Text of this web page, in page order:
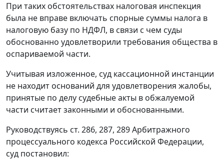
При таких обстоятельствах налоговая инспекция
была не вправе включать спорные суммы налога в
налоговую базу по НДФЛ, в связи с чем суды
обоснованно удовлетворили требования общества в
оспариваемой части.
Учитывая изложенное, суд кассационной инстанции
не находит оснований для удовлетворения жалобы,
принятые по делу судебные акты в обжалуемой
части считает законными и обоснованными.
Руководствуясь ст. 286, 287, 289Арбитражного
процессуального кодекса Российской Федерации,
суд постановил: